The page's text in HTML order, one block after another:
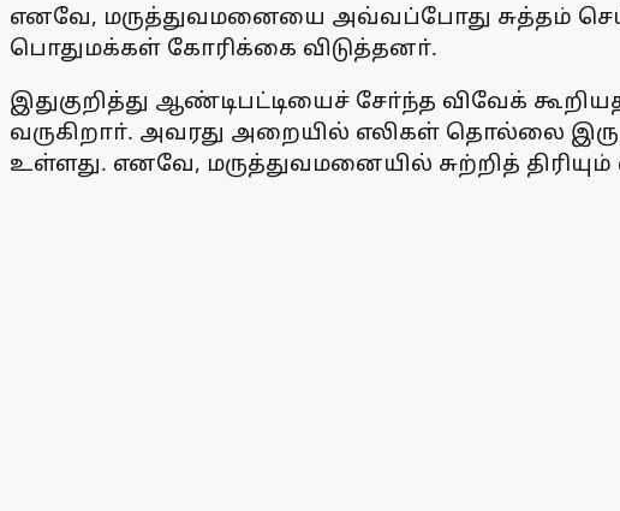
எனவே, மருத்துவமனையை அவ்வப்போது சுத்தம்
பொதுமக்கள் கோரிக்கை விடுத்தனா்.
இதுகுறித்து ஆண்டிபட்டியைச் சோ்ந்த விவேக்
வருகிறாா். அவரது அறையில் எலிகள் தொல்லை
உள்ளது. எனவே, மருத்துவமனையில் சுற்றித்